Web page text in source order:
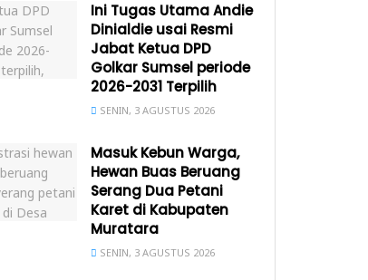
Ini Tugas Utama Andie
Dinialdie usai Resmi
Jabat Ketua DPD
Golkar Sumsel periode
2026-2031 Terpilih
SENIN, 3 AGUSTUS 2026
Masuk Kebun Warga,
Hewan Buas Beruang
Serang Dua Petani
Karet di Kabupaten
Muratara
SENIN, 3 AGUSTUS 2026